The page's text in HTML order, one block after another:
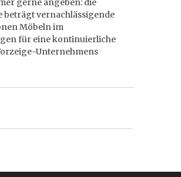
gerne angeben: die
beträgt vernachlässigende
Möbeln im
für eine kontinuierliche
Unternehmens